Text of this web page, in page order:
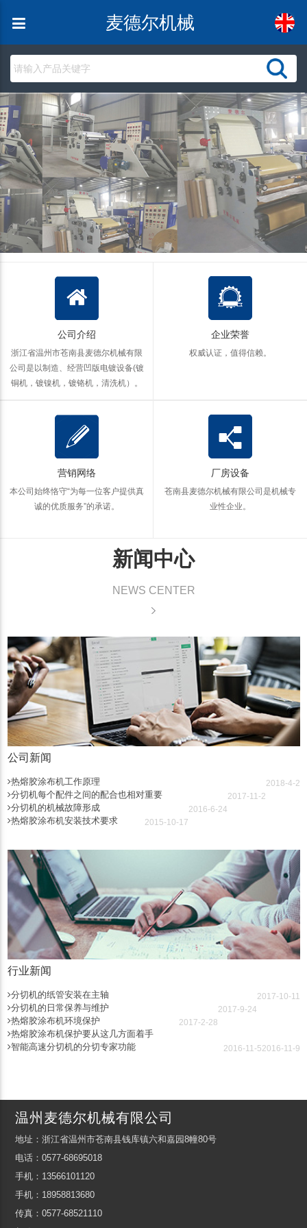
麦德尔机械
公司介绍
浙江省温州市苍南县麦德尔机械有限
公司是以制造、经营凹版电镀设备(镀
铜机，镀镍机，镀铬机，清洗机）。
企业荣誉
权威认证，值得信赖。
营销网络
本公司始终恪守“为每一位客户提供真
诚的优质服务”的承诺。
厂房设备
苍南县麦德尔机械有限公司是机械专
业性企业。
新闻中心
NEWS CENTER
公司新闻
热熔胶涂布机工作原理 2018-4-2
分切机每个配件之间的配合也相对重要 2017-11-2
分切机的机械故障形成 2016-6-24
热熔胶涂布机安装技术要求 2015-10-17
行业新闻
分切机的纸管安装在主轴 2017-10-11
分切机的日常保养与维护 2017-9-24
热熔胶涂布机环境保护 2017-2-28
热熔胶涂布机保护要从这几方面着手
2016-11-9
智能高速分切机的分切专家功能 2016-11-5
温州麦德尔机械有限公司
地址：浙江省温州市苍南县钱库镇六和嘉园8幢80号
电话：0577-68695018
手机：13566101120
手机：18958813680
传真：0577-68521110